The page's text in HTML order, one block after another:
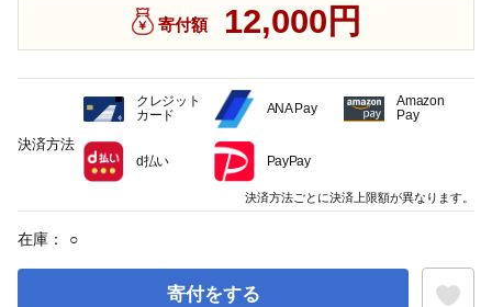
寄付額 12,000円
在庫： ○
寄付をする
決済方法
クレジット
カード
ANA Pay
Amazon
Pay
d払い PayPay
決済方法ごとに決済上限額が異なります。